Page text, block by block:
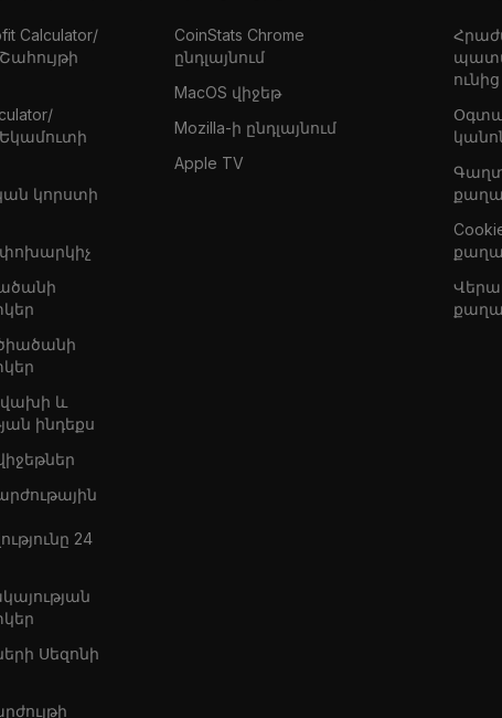
Calculator/
կորստի
ծիածանի
և
ինդեքս
24
Սեզոնի
CoinStats Chrome
ընդլայնում
MacOS վիջեթ
Mozilla-ի ընդլայնում
Apple TV
ունից